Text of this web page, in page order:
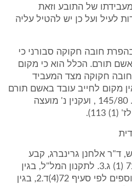
של התובע וזאת
לעיל ועל כן יש להטיל עליה
חובה חקוקה סבורני כי
תורם. הכלל הוא כי מקום
חקוקה מצד המעביד
מקום לחייב עובד באשם תורם
(השווה פס"ד בעניין ע.א. 145/80 , ועקנין נ' מועצה
ד"ר אלחנן גרינברג, קבע
לתובע 10% לפי סעיף 72 (1) ג.3. לתקנון המל"ל, בגין
הירידה בשמיעה, 10% נוספים לפי סעיף 72(4)ד.2, בגין